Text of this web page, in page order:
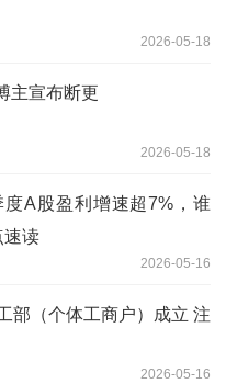
2026-05-18
主宣布断更
2026-05-18
度A股盈利增速超7%，谁
速读
2026-05-16
部（个体工商户）成立 注
2026-05-16